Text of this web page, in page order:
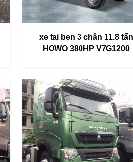
xe tai ben 3 chân 11,8 tấn
HOWO 380HP V7G1200